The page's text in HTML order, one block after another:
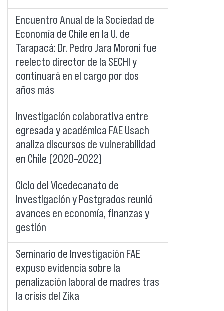
Encuentro Anual de la Sociedad de
Economía de Chile en la U. de
Tarapacá: Dr. Pedro Jara Moroni fue
reelecto director de la SECHI y
continuará en el cargo por dos
años más
Investigación colaborativa entre
egresada y académica FAE Usach
analiza discursos de vulnerabilidad
en Chile (2020–2022)
Ciclo del Vicedecanato de
Investigación y Postgrados reunió
avances en economía, finanzas y
gestión
Seminario de Investigación FAE
expuso evidencia sobre la
penalización laboral de madres tras
la crisis del Zika